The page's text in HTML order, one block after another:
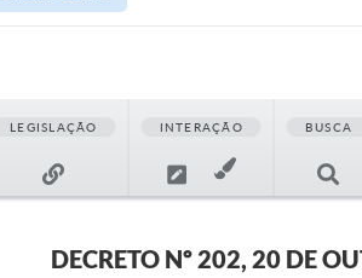
LEGISLAÇÃO INTERAÇÃO BUSCA
DECRETO Nº 202, 20 DE